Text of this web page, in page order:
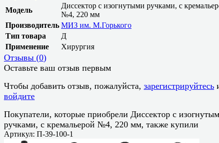
Модель
Диссектор с изогнутыми ручками, с
№4, 220 мм
Производитель МИЗ им. М.Горького
Тип товара
Д
Применение
Хирургия
Отзывы (0)
Оставьте ваш отзыв первым
Чтобы добавить отзыв, пожалуйста, зарегистрируйтесь
войдите
Покупатели, которые приобрели Диссектор с
ручками, с кремальерой №4, 220 мм, также купили
Артикул: П-39-100-1